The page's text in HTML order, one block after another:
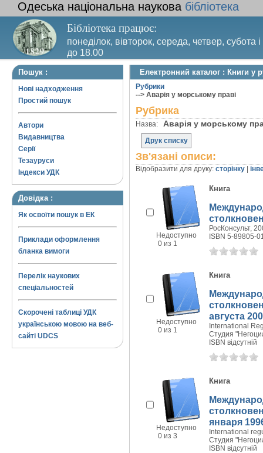
Одеська національна наукова бібліотека
Бібліотека працює:
понеділок, вівторок, середа, четвер, субота
до 18.00
Вихідний день – п’ятниця. Останній четвер
Пошук :
Нові надходження
Простий пошук
Автори
Видавництва
Серії
Тезауруси
Індекси УДК
Довідка :
Як освоїти пошук в ЕК
Приклади оформлення
бланка вимоги
Перелік наукових
спеціальностей
Скорочені таблиці УДК
українською мовою на веб-
сайті UDCS
Електронний каталог : Книги у
Рубрики
--> Аварія у морському праві
Рубрика
Назва: Аварія у морському
Друк списку
Зв'язані описи:
Відобразити для друку: сторінку
Недоступно
0 из 1
Книга
РосКонсульт,
ISBN 5-89805-
Недоступно
0 из 1
Книга
августа
International
Студия
ISBN відсутній
Недоступно
0 из 3
Книга
января
International
Студия
ISBN відсутній